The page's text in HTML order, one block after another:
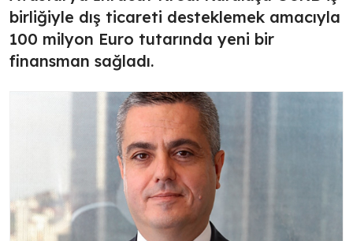
birliğiyle dış ticareti desteklemek amacıyla
100 milyon Euro tutarında yeni bir
finansman sağladı.